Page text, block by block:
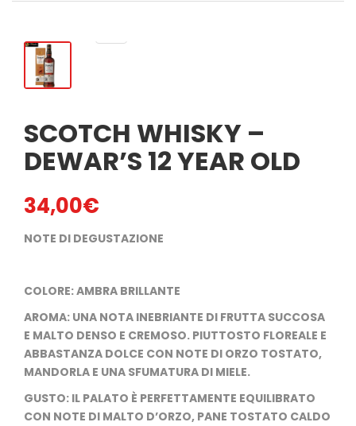
SCOTCH WHISKY –
DEWAR’S 12 YEAR OLD
34,00€
NOTE DI DEGUSTAZIONE
COLORE: AMBRA BRILLANTE
AROMA: UNA NOTA INEBRIANTE DI FRUTTA SUCCOSA
E MALTO DENSO E CREMOSO. PIUTTOSTO FLOREALE E
ABBASTANZA DOLCE CON NOTE DI ORZO TOSTATO,
MANDORLA E UNA SFUMATURA DI MIELE.
GUSTO: IL PALATO È PERFETTAMENTE EQUILIBRATO
CON NOTE DI MALTO D’ORZO, PANE TOSTATO CALDO